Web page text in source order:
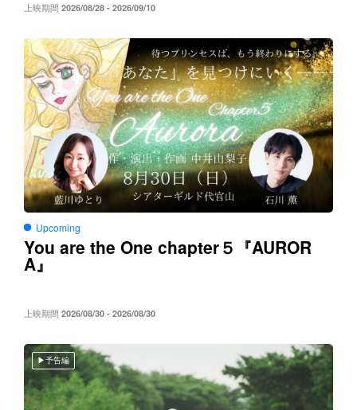
上映期間 2026/08/28 - 2026/09/10
Upcoming
You are the One chapter５ 『AUROR
A』
上映期間 2026/08/30 - 2026/08/30
予告編